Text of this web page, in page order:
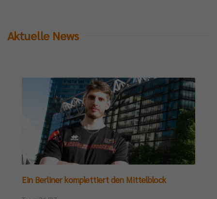
Aktuelle News
Ein Berliner komplettiert den Mittelblock